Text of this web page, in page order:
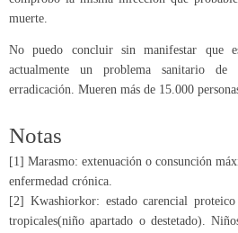
muerte.
No puedo concluir sin manifestar que
actualmente un problema sanitario
erradicación. Mueren más de 15.000
Notas
[1] Marasmo: extenuación o consunción
enfermedad crónica.
[2] Kwashiorkor: estado carencial
tropicales(niño apartado o destetado).